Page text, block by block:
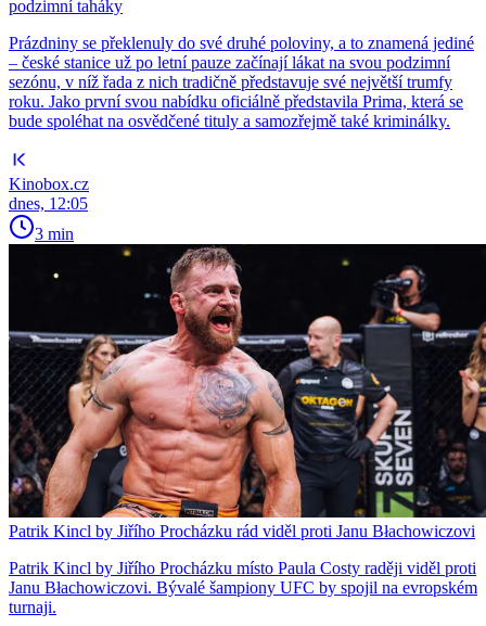
podzimní taháky
Prázdniny se překlenuly do své druhé poloviny, a to znamená jediné
– české stanice už po letní pauze začínají lákat na svou podzimní
sezónu, v níž řada z nich tradičně představuje své největší trumfy
roku. Jako první svou nabídku oficiálně představila Prima, která se
bude spoléhat na osvědčené tituly a samozřejmě také kriminálky.
Kinobox.cz
dnes, 12:05
3 min
Patrik Kincl by Jiřího Procházku rád viděl proti Janu Błachowiczovi
Patrik Kincl by Jiřího Procházku místo Paula Costy raději viděl proti
Janu Błachowiczovi. Bývalé šampiony UFC by spojil na evropském
turnaji.